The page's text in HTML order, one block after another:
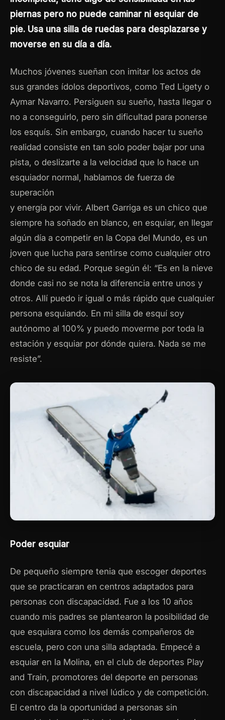
piernas pero no puede caminar ni esquiar de
pie. Usa una silla de ruedas para desplazarse y
moverse en su día a día.
Muchos jóvenes sueñan con imitar los actos de
sus grandes ídolos deportivos, como Ted Ligety o
Aymar Navarro. Persiguen su sueño, hasta llegar o
no a conseguirlo, pero sin dificultad para ponerse
los esquís. Sin embargo, cuando hacer tu sueño
realidad consiste en tan solo poder bajar por una
pista, o deslizarte a la velocidad que lo hace un
esquiador normal, hablamos de fuerza de
superación
y energía por vivir. Albert Garriga es un chico que
siempre ha soñado en blanco, en esquiar, en llegar
algún día a competir en la Copa del Mundo, es un
joven que lucha para sentirse como cualquier otro
chico de su edad. Porque según él: “Es en la nieve
donde casi no se nota la diferencia entre unos y
otros. Allí puedo ir igual o más rápido que cualquier
persona esquiando. En mi silla de esquí soy
autónomo al 100% y puedo moverme por toda la
estación y esquiar por dónde quiera. Nada se me
resiste”.
Poder esquiar
De pequeño siempre tenia que escoger deportes
que se practicaran en centros adaptados para
personas con discapacidad. Fue a los 10 años
cuando mis padres se plantearon la posibilidad de
que esquiara como los demás compañeros de
escuela, pero con una silla adaptada. Empecé a
esquiar en la Molina, en el club de deportes Play
and Train, promotores del deporte en personas
con discapacidad a nivel lúdico y de competición.
El centro da la oportunidad a personas sin